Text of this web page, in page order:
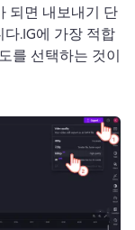
되면 내보내기 단
다.IG에 가장 적합
를 선택하는 것이